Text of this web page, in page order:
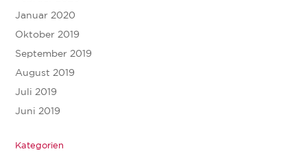
Januar 2020
Oktober 2019
September 2019
August 2019
Juli 2019
Juni 2019
Kategorien